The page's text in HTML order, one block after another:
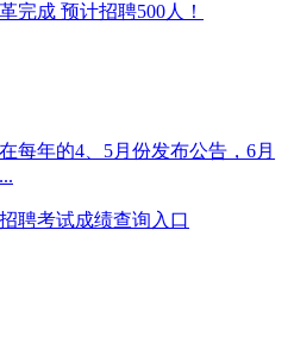
完成 预计招聘500人！
每年的4、5月份发布公告，6月
聘考试成绩查询入口